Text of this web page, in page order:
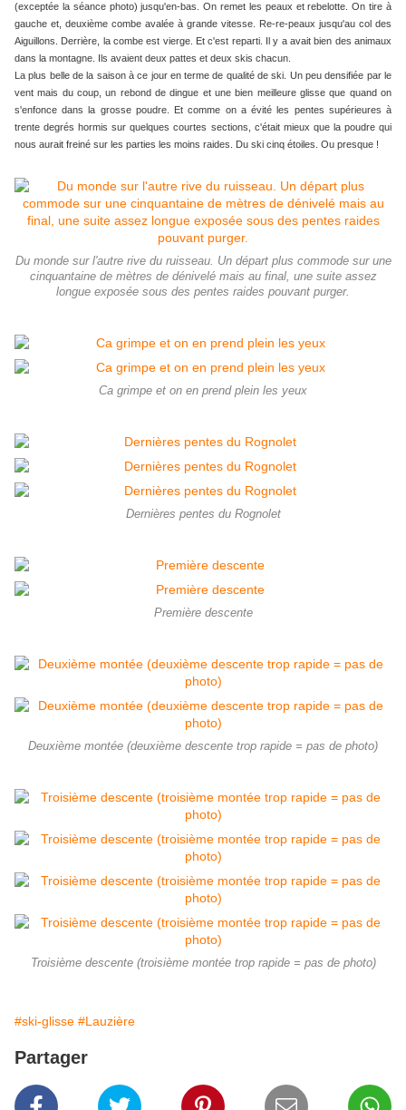
(exceptée la séance photo) jusqu'en-bas. On remet les peaux et rebelotte. On tire à
gauche et, deuxième combe avalée à grande vitesse. Re-re-peaux jusqu'au col des
Aiguillons. Derrière, la combe est vierge. Et c'est reparti. Il y a avait bien des animaux
dans la montagne. Ils avaient deux pattes et deux skis chacun.
La plus belle de la saison à ce jour en terme de qualité de ski. Un peu densifiée par le
vent mais du coup, un rebond de dingue et une bien meilleure glisse que quand on
s'enfonce dans la grosse poudre. Et comme on a évité les pentes supérieures à
trente degrés hormis sur quelques courtes sections, c'était mieux que la poudre qui
nous aurait freiné sur les parties les moins raides. Du ski cinq étoiles. Ou presque !
Du monde sur l'autre rive du ruisseau. Un départ plus commode sur une
cinquantaine de mètres de dénivelé mais au final, une suite assez
longue exposée sous des pentes raides pouvant purger.
Ca grimpe et on en prend plein les yeux
Dernières pentes du Rognolet
Première descente
Deuxième montée (deuxième descente trop rapide = pas de photo)
Troisième descente (troisième montée trop rapide = pas de photo)
#ski-glisse #Lauzière
Partager